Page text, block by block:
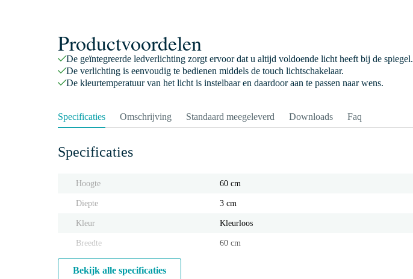
Productvoordelen
De geïntegreerde ledverlichting zorgt ervoor dat u altijd voldoende licht heeft bij de spiegel.
De verlichting is eenvoudig te bedienen middels de touch lichtschakelaar.
De kleurtemperatuur van het licht is instelbaar en daardoor aan te passen naar wens.
Specificaties Omschrijving Standaard meegeleverd Downloads Faq
Specificaties
Hoogte 60 cm
Diepte 3 cm
Kleur Kleurloos
Breedte 60 cm
Bekijk alle specificaties